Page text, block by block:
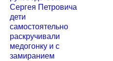
Сергея Петровича
дети
самостоятельно
раскручивали
медогонку и с
замиранием